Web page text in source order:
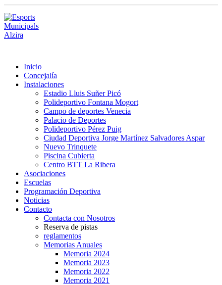
Inicio
Concejalía
Instalaciones
Estadio Lluis Suñer Picó
Polideportivo Fontana Mogort
Campo de deportes Venecia
Palacio de Deportes
Polideportivo Pérez Puig
Ciudad Deportiva Jorge Martínez Salvadores Aspar
Nuevo Trinquete
Piscina Cubierta
Centro BTT La Ribera
Asociaciones
Escuelas
Programación Deportiva
Noticias
Contacto
Contacta con Nosotros
Reserva de pistas
reglamentos
Memorias Anuales
Memoria 2024
Memoria 2023
Memoria 2022
Memoria 2021